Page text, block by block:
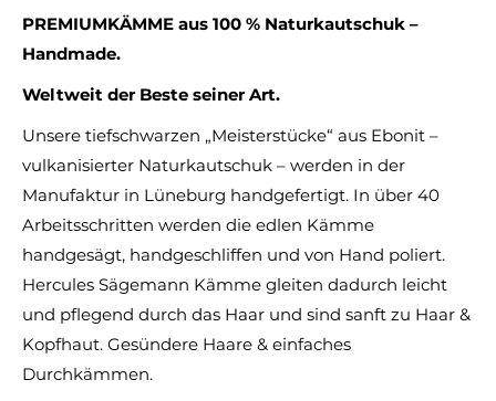
PREMIUMKÄMME aus 100 % Naturkautschuk –
Handmade.
Weltweit der Beste seiner Art.
Unsere tiefschwarzen „Meisterstücke“ aus Ebonit –
vulkanisierter Naturkautschuk – werden in der
Manufaktur in Lüneburg handgefertigt. In über 40
Arbeitsschritten werden die edlen Kämme
handgesägt, handgeschliffen und von Hand poliert.
Hercules Sägemann Kämme gleiten dadurch leicht
und pflegend durch das Haar und sind sanft zu Haar &
Kopfhaut. Gesündere Haare & einfaches
Durchkämmen.